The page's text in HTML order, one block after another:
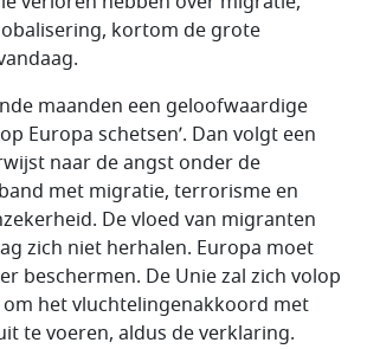
kortom de grote
maanden een geloofwaardige
Europa schetsen’. Dan volgt een
naar de angst onder de
met migratie, terrorisme en
De vloed van migranten
zich niet herhalen. Europa moet
beschermen. De Unie zal zich volop
het vluchtelingenakkoord met
te voeren, aldus de verklaring.